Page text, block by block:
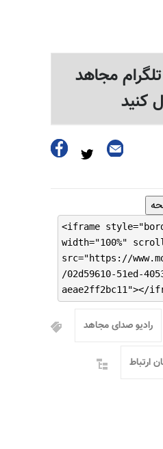
مجاهد
کنید
<iframe
width="100%"
src="https://
/02d59610-51ed-
aeae2ff2bc11"></
رادیو صدای مجاهد
ارتباط